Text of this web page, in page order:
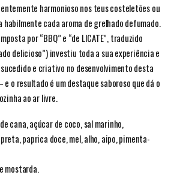
harmonioso nos teus costeletões ou
cada aroma de grelhado defumado.
por “BBQ” e “de LICATE”, traduzido
delicioso”) investiu toda a sua experiência e
e criativo no desenvolvimento desta
o resultado é um destaque saboroso que dá o
ao ar livre.
cana, açúcar de coco, sal marinho,
paprica doce, mel, alho, aipo, pimenta-
mostarda.